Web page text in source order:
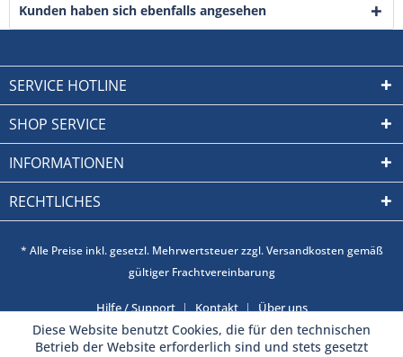
Kunden haben sich ebenfalls angesehen
SERVICE HOTLINE
SHOP SERVICE
INFORMATIONEN
RECHTLICHES
* Alle Preise inkl. gesetzl. Mehrwertsteuer zzgl. Versandkosten gemäß
gültiger Frachtvereinbarung
Hilfe / Support Kontakt Über uns
Diese Website benutzt Cookies, die für den technischen
Betrieb der Website erforderlich sind und stets gesetzt